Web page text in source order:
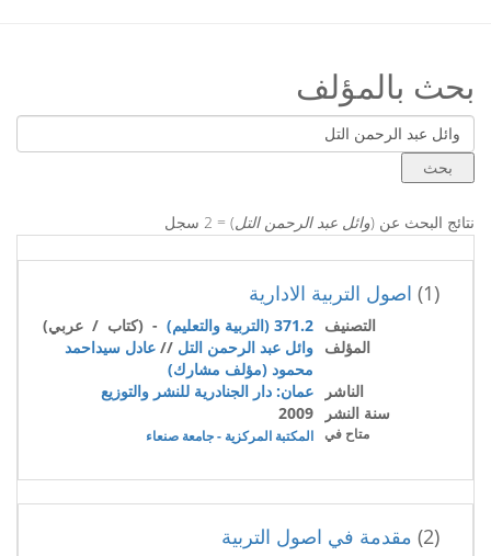
بحث بالمؤلف
نتائج البحث عن (وائل عبد الرحمن التل) = 2 سجل
(1) اصول التربية الادارية
التصنيف 371.2 (التربية والتعليم)
- (كتاب / عربي)
المؤلف وائل عبد الرحمن التل // عادل سيداحمد
محمود (مؤلف مشارك)
الناشر
عمان: دار الجنادرية للنشر والتوزيع
سنة النشر
2009
متاح في المكتبة المركزية - جامعة صنعاء
(2) مقدمة في اصول التربية